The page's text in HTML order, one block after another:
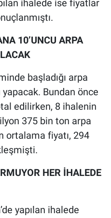
ihalede ise fiyatlar
10’UNCU ARPA
başladığı arpa
yapacak. Bundan önce
edilirken, 8 ihalenin
375 bin ton arpa
ortalama fiyatı, 294
HER İHALEDE
yapılan ihalede